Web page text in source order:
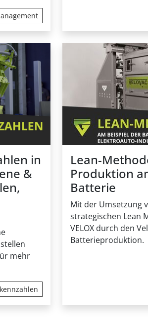
in
&
mehr
Lean-
Produktion
Batterie
Mit der Umsetzung
strategischen Lean
VELOX durch den
Batterieproduktion.